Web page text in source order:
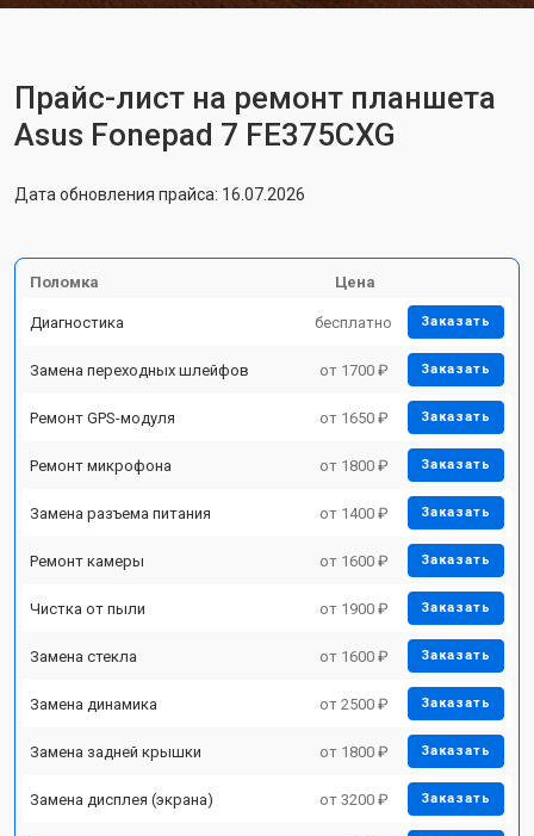
Прайс-лист на ремонт планшета
Asus Fonepad 7 FE375CXG
Дата обновления прайса: 16.07.2026
Поломка Цена
Диагностика бесплатно Заказать
Замена переходных шлейфов от 1700 ₽ Заказать
Ремонт GPS-модуля от 1650 ₽ Заказать
Ремонт микрофона от 1800 ₽ Заказать
Замена разъема питания от 1400 ₽ Заказать
Ремонт камеры от 1600 ₽ Заказать
Чистка от пыли от 1900 ₽ Заказать
Замена стекла от 1600 ₽ Заказать
Замена динамика от 2500 ₽ Заказать
Замена задней крышки от 1800 ₽ Заказать
Замена дисплея (экрана) от 3200 ₽ Заказать